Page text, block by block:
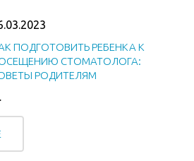
ПОДГОТОВИТЬ РЕБЕНКА К
СТОМАТОЛОГА:
РОДИТЕЛЯМ